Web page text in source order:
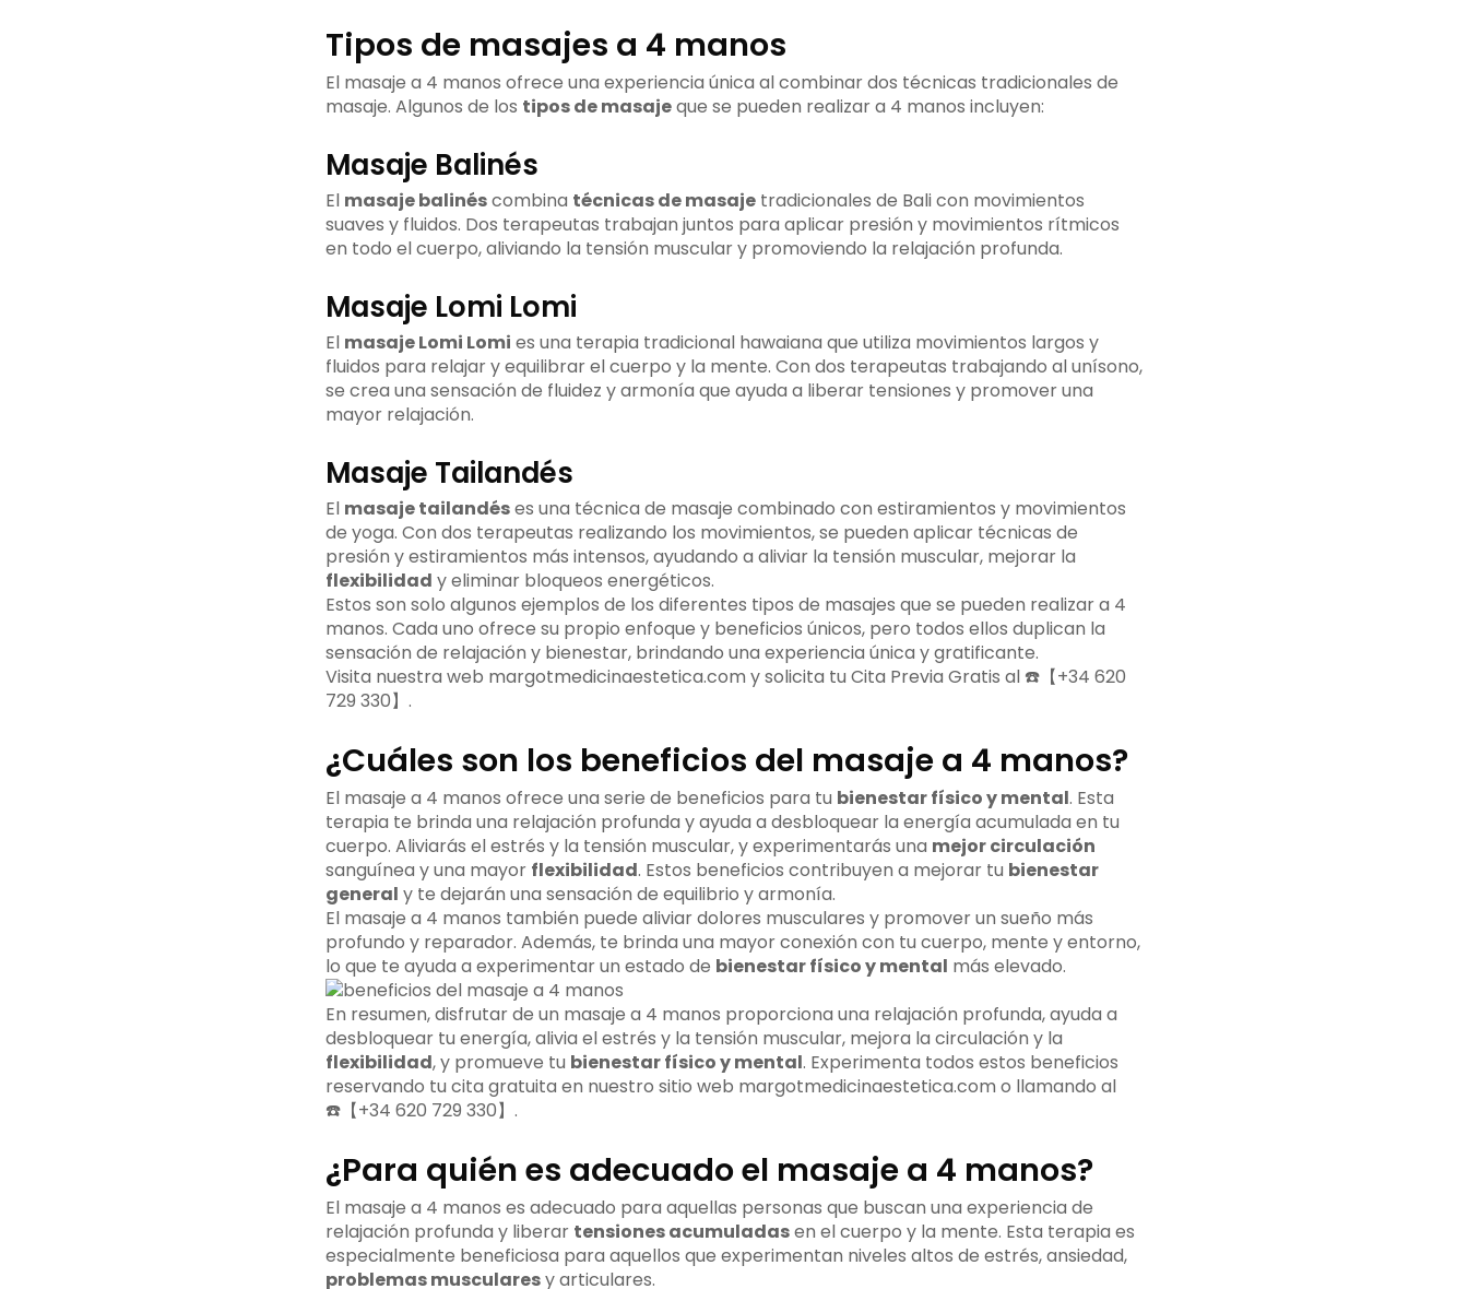
Tipos de masajes a 4 manos
El masaje a 4 manos ofrece una experiencia única al combinar dos técnicas tradicionales de
masaje. Algunos de los tipos de masajeque se pueden realizar a 4 manos incluyen:
Masaje Balinés
El masaje balinéscombina técnicas de masajetradicionales de Bali con movimientos
suaves y fluidos. Dos terapeutas trabajan juntos para aplicar presión y movimientos rítmicos
en todo el cuerpo, aliviando la tensión muscular y promoviendo la relajación profunda.
Masaje Lomi Lomi
El masaje Lomi Lomi es una terapia tradicional hawaiana que utiliza movimientos largos y
fluidos para relajar y equilibrar el cuerpo y la mente. Con dos terapeutas trabajando al unísono,
se crea una sensación de fluidez y armonía que ayuda a liberar tensiones y promover una
mayor relajación.
Masaje Tailandés
El masaje tailandéses una técnica de masaje combinado con estiramientos y movimientos
de yoga. Con dos terapeutas realizando los movimientos, se pueden aplicar técnicas de
presión y estiramientos más intensos, ayudando a aliviar la tensión muscular, mejorar la
flexibilidad y eliminar bloqueos energéticos.
Estos son solo algunos ejemplos de los diferentes tipos de masajes que se pueden realizar a 4
manos. Cada uno ofrece su propio enfoque y beneficios únicos, pero todos ellos duplican la
sensación de relajación y bienestar, brindando una experiencia única y gratificante.
Visita nuestra web margotmedicinaestetica.com y solicita tu Cita Previa Gratis al ☎️【+34 620
729 330】.
¿Cuáles son los beneficios del masaje a 4 manos?
El masaje a 4 manos ofrece una serie de beneficios para tu bienestar físico y mental. Esta
terapia te brinda una relajación profunda y ayuda a desbloquear la energía acumulada en tu
cuerpo. Aliviarás el estrés y la tensión muscular, y experimentarás una mejor circulación
sanguínea y una mayor flexibilidad. Estos beneficios contribuyen a mejorar tu bienestar
general y te dejarán una sensación de equilibrio y armonía.
El masaje a 4 manos también puede aliviar dolores musculares y promover un sueño más
profundo y reparador. Además, te brinda una mayor conexión con tu cuerpo, mente y entorno,
lo que te ayuda a experimentar un estado de bienestar físico y mental más elevado.
En resumen, disfrutar de un masaje a 4 manos proporciona una relajación profunda, ayuda a
desbloquear tu energía, alivia el estrés y la tensión muscular, mejora la circulación y la
flexibilidad, y promueve tu bienestar físico y mental. Experimenta todos estos beneficios
reservando tu cita gratuita en nuestro sitio web margotmedicinaestetica.com o llamando al
☎️【+34 620 729 330】.
¿Para quién es adecuado el masaje a 4 manos?
El masaje a 4 manos es adecuado para aquellas personas que buscan una experiencia de
relajación profunda y liberar tensiones acumuladasen el cuerpo y la mente. Esta terapia es
especialmente beneficiosa para aquellos que experimentan niveles altos de estrés, ansiedad,
problemas muscularesy articulares.